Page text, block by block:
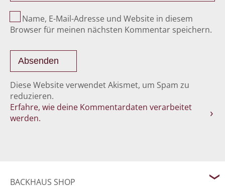
Name, E-Mail-Adresse und Website in diesem
Browser für meinen nächsten Kommentar speichern.
Diese Website verwendet Akismet, um Spam zu
reduzieren.
Erfahre, wie deine Kommentardaten verarbeitet
werden.
BACKHAUS SHOP